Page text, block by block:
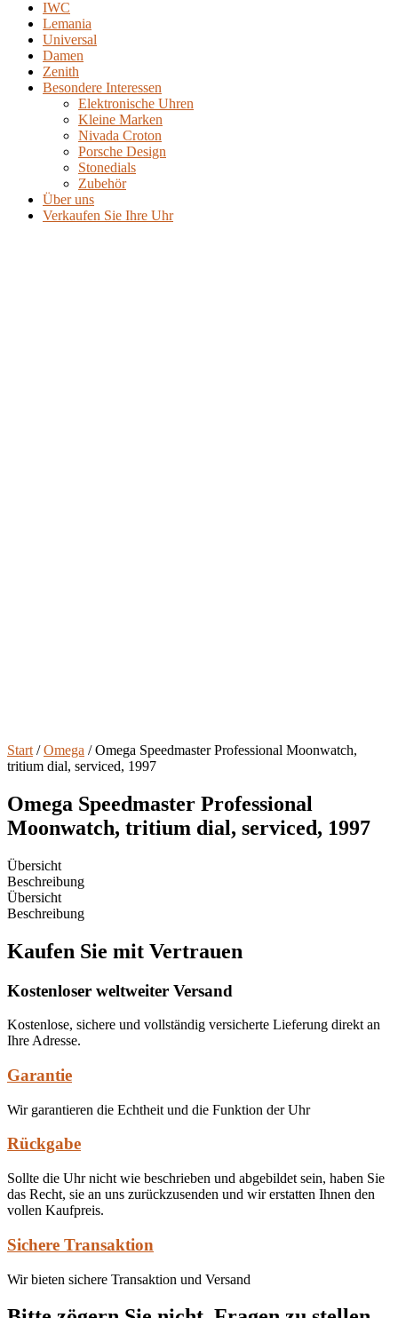
IWC
Lemania
Universal
Damen
Zenith
Besondere Interessen
Elektronische Uhren
Kleine Marken
Nivada Croton
Porsche Design
Stonedials
Zubehör
Über uns
Verkaufen Sie Ihre Uhr
Start /Omega / Omega Speedmaster Professional Moonwatch,
tritium dial, serviced, 1997
Omega Speedmaster Professional
Moonwatch, tritium dial, serviced, 1997
Übersicht
Beschreibung
Übersicht
Beschreibung
Kaufen Sie mit Vertrauen
Kostenloser weltweiter Versand
Kostenlose, sichere und vollständig versicherte Lieferung direkt an
Ihre Adresse.
Garantie
Wir garantieren die Echtheit und die Funktion der Uhr
Rückgabe
Sollte die Uhr nicht wie beschrieben und abgebildet sein, haben Sie
das Recht, sie an uns zurückzusenden und wir erstatten Ihnen den
vollen Kaufpreis.
Sichere Transaktion
Wir bieten sichere Transaktion und Versand